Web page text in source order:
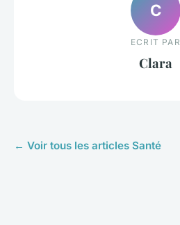
C
ECRIT PAR
Clara
← Voir tous les articles Santé